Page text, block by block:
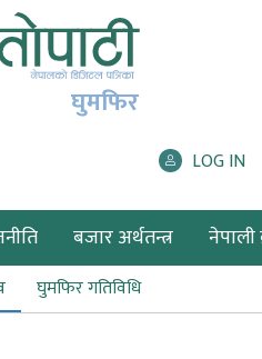
घुमफिर
LOG IN
बजार अर्थतन्त्र नेपाली
घुमफिर गतिविधि